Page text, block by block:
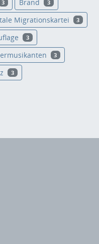
3 Brand 3
Migrationskartei 3
3
3
3